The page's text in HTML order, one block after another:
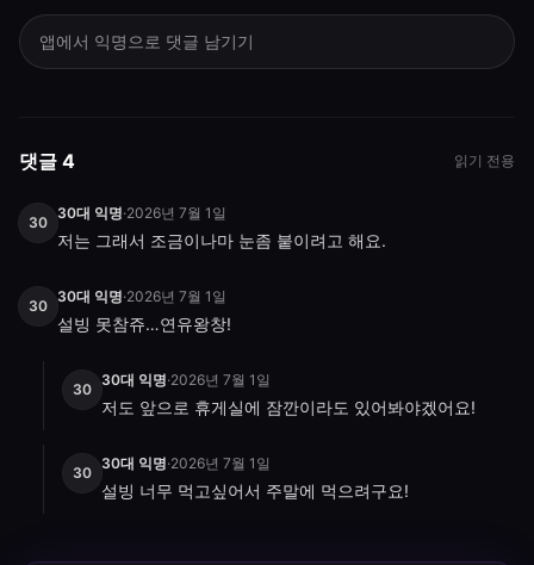
앱에서 익명으로 댓글 남기기
댓글 4 읽기 전용
30
30대 익명·2026년 7월 1일
저는 그래서 조금이나마 눈좀 붙이려고 해요.
30
30대 익명·2026년 7월 1일
설빙 못참쥬…연유왕창!
30
30대 익명·2026년 7월 1일
저도 앞으로 휴게실에 잠깐이라도 있어봐야겠어요!
30
30대 익명·2026년 7월 1일
설빙 너무 먹고싶어서 주말에 먹으려구요!